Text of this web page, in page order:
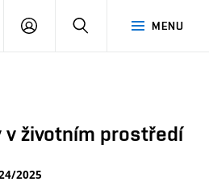
MENU
PŘIHLÁSIT
v životním prostředí
2025